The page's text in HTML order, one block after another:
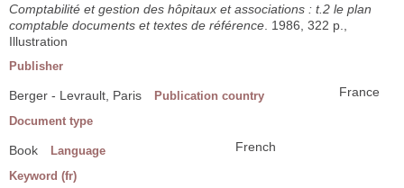
Comptabilité et gestion des hôpitaux et associations : t.2 le plan
comptable documents et textes de référence . 1986, 322 p.,
Illustration
Publisher
Berger - Levrault, Paris Publication country France
Document type
Book Language French
Keyword (fr)